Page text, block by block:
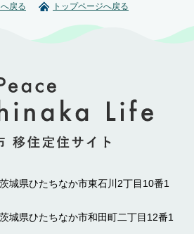
戻る トップページへ戻る
城県ひたちなか市東石川2丁目10番1
城県ひたちなか市和田町二丁目12番1